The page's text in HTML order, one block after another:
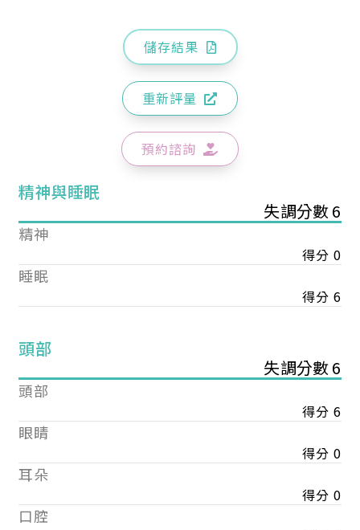
儲存結果
重新評量
預約諮詢
精神與睡眠
失調分數 6
精神
得分 0
睡眠
得分 6
頭部
失調分數 6
頭部
得分 6
眼睛
得分 0
耳朵
得分 0
口腔